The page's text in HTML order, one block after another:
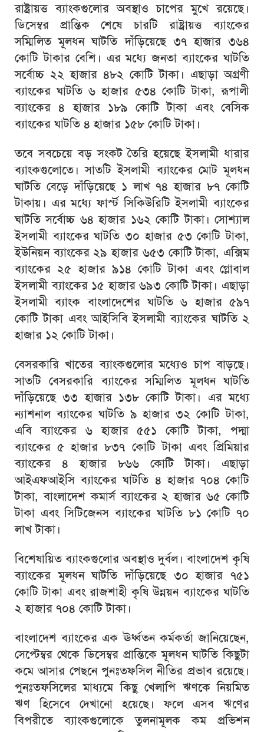
রাষ্ট্রায়ত্ত ব্যাংকগুলোর অবস্থাও চাপের মুখে রয়েছে।
ডিসেম্বর প্রান্তিক শেষে চারটি রাষ্ট্রায়ত্ত ব্যাংকের
সম্মিলিত মূলধন ঘাটতি দাঁড়িয়েছে ৩৭ হাজার ৩৬৪
কোটি টাকার বেশি। এর মধ্যে জনতা ব্যাংকের ঘাটতি
সর্বোচ্চ ২২ হাজার ৪৮২ কোটি টাকা। এছাড়া অগ্রণী
ব্যাংকের ঘাটতি ৬ হাজার ৫৩৪ কোটি টাকা, রূপালী
ব্যাংকের ৪ হাজার ১৮৯ কোটি টাকা এবং বেসিক
ব্যাংকের ঘাটতি ৪ হাজার ১৫৮ কোটি টাকা।
তবে সবচেয়ে বড় সংকট তৈরি হয়েছে ইসলামী ধারার
ব্যাংকগুলোতে। সাতটি ইসলামী ব্যাংকের মোট মূলধন
ঘাটতি বেড়ে দাঁড়িয়েছে ১ লাখ ৭৪ হাজার ৮৭ কোটি
টাকায়। এর মধ্যে ফার্স্ট সিকিউরিটি ইসলামী ব্যাংকের
ঘাটতি সর্বোচ্চ ৬৪ হাজার ১৬২ কোটি টাকা। সোশ্যাল
ইসলামী ব্যাংকের ঘাটতি ৩০ হাজার ৫৩ কোটি টাকা,
ইউনিয়ন ব্যাংকের ২৯ হাজার ৬৫৩ কোটি টাকা, এক্সিম
ব্যাংকের ২৫ হাজার ৯১৪ কোটি টাকা এবং গ্লোবাল
ইসলামী ব্যাংকের ১৫ হাজার ৬৯৩ কোটি টাকা। এছাড়া
ইসলামী ব্যাংক বাংলাদেশের ঘাটতি ৬ হাজার ৫৯৭
কোটি টাকা এবং আইসিবি ইসলামী ব্যাংকের ঘাটতি ২
হাজার ১২ কোটি টাকা।
বেসরকারি খাতের ব্যাংকগুলোর মধ্যেও চাপ বাড়ছে।
সাতটি বেসরকারি ব্যাংকের সম্মিলিত মূলধন ঘাটতি
দাঁড়িয়েছে ৩৩ হাজার ১৩৮ কোটি টাকা। এর মধ্যে
ন্যাশনাল ব্যাংকের ঘাটতি ৯ হাজার ৩২ কোটি টাকা,
এবি ব্যাংকের ৬ হাজার ৫৫১ কোটি টাকা, পদ্মা
ব্যাংকের ৫ হাজার ৮৩৭ কোটি টাকা এবং প্রিমিয়ার
ব্যাংকের ৪ হাজার ৮৬৬ কোটি টাকা। এছাড়া
আইএফআইসি ব্যাংকের ঘাটতি ৪ হাজার ৭০৪ কোটি
টাকা, বাংলাদেশ কমার্স ব্যাংকের ২ হাজার ৬৫ কোটি
টাকা এবং সিটিজেনস ব্যাংকের ঘাটতি ৮১ কোটি ৭০
লাখ টাকা।
বিশেষায়িত ব্যাংকগুলোর অবস্থাও দুর্বল। বাংলাদেশ কৃষি
ব্যাংকের মূলধন ঘাটতি দাঁড়িয়েছে ৩০ হাজার ৭৫১
কোটি টাকা এবং রাজশাহী কৃষি উন্নয়ন ব্যাংকের ঘাটতি
২ হাজার ৭০৪ কোটি টাকা।
বাংলাদেশ ব্যাংকের এক ঊর্ধ্বতন কর্মকর্তা জানিয়েছেন,
সেপ্টেম্বর থেকে ডিসেম্বর প্রান্তিকে মূলধন ঘাটতি কিছুটা
কমে আসার পেছনে পুনঃতফসিল নীতির প্রভাব রয়েছে।
পুনঃতফসিলের মাধ্যমে কিছু খেলাপি ঋণকে নিয়মিত
ঋণ হিসেবে দেখানো হয়েছে। ফলে এসব ঋণের
বিপরীতে ব্যাংকগুলোকে তুলনামূলক কম প্রভিশন